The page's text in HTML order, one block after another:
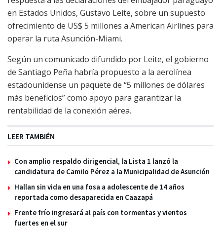
en Estados Unidos, Gustavo Leite, sobre un supuesto
ofrecimiento de US$ 5 millones a American Airlines para
operar la ruta Asunción-Miami.
Según un comunicado difundido por Leite, el gobierno
de Santiago Peña habría propuesto a la aerolínea
estadounidense un paquete de “5 millones de dólares
más beneficios” como apoyo para garantizar la
rentabilidad de la conexión aérea.
LEER TAMBIÉN
Con amplio respaldo dirigencial, la Lista 1 lanzó la
candidatura de Camilo Pérez a la Municipalidad de Asunción
Hallan sin vida en una fosa a adolescente de 14 años
reportada como desaparecida en Caazapá
Frente frío ingresará al país con tormentas y vientos
fuertes en el sur